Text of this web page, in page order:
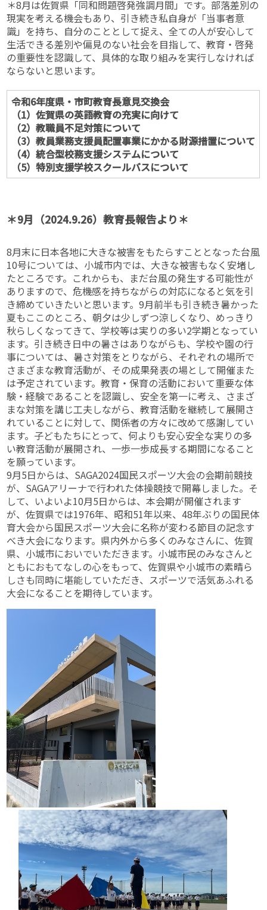
＊8月は佐賀県「同和問題啓発強調月間」です。部落差別の
現実を考える機会もあり、引き続き私自身が「当事者意
識」を持ち、自分のこととして捉え、全ての人が安心して
生活できる差別や偏見のない社会を目指して、教育・啓発
の重要性を認識して、具体的な取り組みを実行しなければ
ならないと思います。
令和6年度県・市町教育長意見交換会
（1）佐賀県の英語教育の充実に向けて
（2）教職員不足対策について
（3）教員業務支援員配置事業にかかる財源措置について
（4）統合型校務支援システムについて
（5）特別支援学校スクールバスについて
＊9月（2024.9.26）教育長報告より＊
8月末に日本各地に大きな被害をもたらすこととなった台風
10号については、小城市内では、大きな被害もなく安堵し
たところです。これからも、まだ台風の発生する可能性が
ありますので、危機感を持ちながらの対応になると気を引
き締めていきたいと思います。9月前半も引き続き暑かった
夏もここのところ、朝夕は少しずつ涼しくなり、めっきり
秋らしくなってきて、学校等は実りの多い2学期となってい
ます。引き続き日中の暑さはありながらも、学校や園の行
事については、暑さ対策をとりながら、それぞれの場所で
さまざまな教育活動が、その成果発表の場として開催また
は予定されています。教育・保育の活動において重要な体
験・経験であることを認識し、安全を第一に考え、さまざ
まな対策を講じ工夫しながら、教育活動を継続して展開さ
れていることに対して、関係者の方々に改めて感謝してい
ます。子どもたちにとって、何よりも安心安全な実りの多
い教育活動が展開され、一歩一歩成長する期間になること
を願っています。
9月5日からは、SAGA2024国民スポーツ大会の会期前競技
が、SAGAアリーナで行われた体操競技で開幕しました。そ
して、いよいよ10月5日からは、本会期が開催されます
が、佐賀県では1976年、昭和51年以来、48年ぶりの国民体
育大会から国民スポーツ大会に名称が変わる節目の記念す
べき大会になります。県内外から多くのみなさんに、佐賀
県、小城市においでいただきます。小城市民のみなさんと
ともにおもてなしの心をもって、佐賀県や小城市の素晴ら
しさも同時に堪能していただき、スポーツで活気あふれる
大会になることを期待しています。